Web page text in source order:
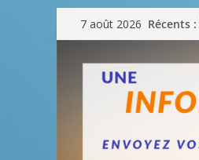
Passer
au
contenu
7 août 2026 Récents :